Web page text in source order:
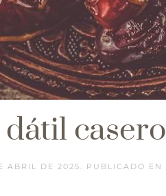
casero
ABRIL DE 2025 . PUBLICADO EN